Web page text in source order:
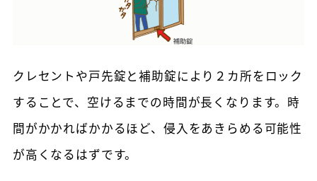
クレセントや戸先錠と補助錠により２カ所をロック
することで、空けるまでの時間が長くなります。時
間がかかればかかるほど、侵入をあきらめる可能性
が高くなるはずです。